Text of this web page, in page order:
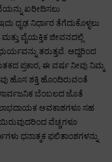
ಖರೀದಿಸಲು
ಧೃಢ ನಿರ್ಧಾರ ತೆಗೆದುಕೊಳ್ಳಲು
ವೈಯಕ್ತಿಕ ಜೀವನದಲ್ಲಿ
ತರುತ್ತವೆ. ಆದ್ದರಿಂದ
ಪ್ರಕಾರ, ಈ ವರ್ಷ ನೀವು ನಿಮ್ಮ
ಹೊಸ ಶಕ್ತಿ ಹೊಂದಿರುವಂತೆ
ಸಾರ್ವಜನಿಕ ಬೆಂಬಲದ ಜೊತೆ
ಅವಕಾಶಗಳೂ ಸಹ
ವೆಚ್ಚಗಳೂ
ಧನಾತ್ಮಕ ಫಲಿತಾಂಶಗಳನ್ನು